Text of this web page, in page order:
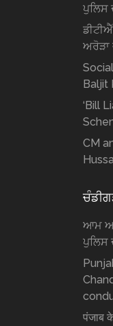
ਪੁਲਿਸ
ਅਰੋੜਾ
Baljit
‘Bill
CM
ਆਮ
ਪੁਲਿਸ
पंजाब